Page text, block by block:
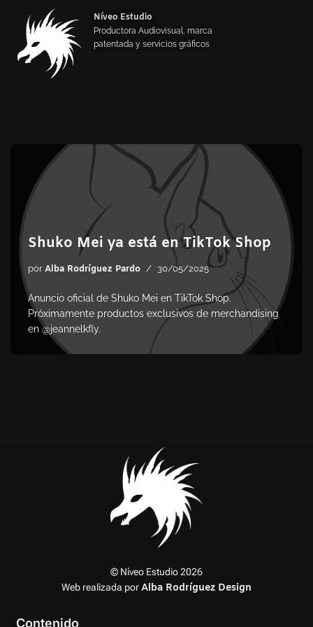
Saltar
al
contenido
Níveo Estudio
Productora Audiovisual, marca
patentada y servicios gráficos
Shuko Mei ya está en TikTok Shop
por Alba Rodríguez Pardo 30/05/2025
Anuncio oficial de Shuko Mei en TikTok Shop.
Próximamente productos exclusivos de merchandising
en @jeannelkfly.
© Níveo Estudio 2026
Web realizada porAlba Rodríguez Design
Contenido